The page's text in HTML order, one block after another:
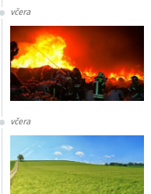
včera
včera